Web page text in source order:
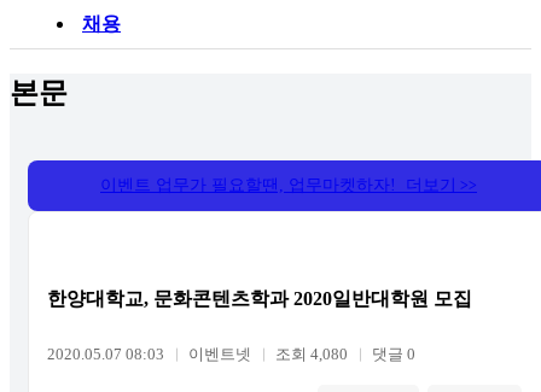
채용
본문
이벤트 업무가 필요할땐, 업무마켓하자! 더보기 >>
한양대학교, 문화콘텐츠학과 2020일반대학원 모집
2020.05.07 08:03 이벤트넷 조회 4,080 댓글 0